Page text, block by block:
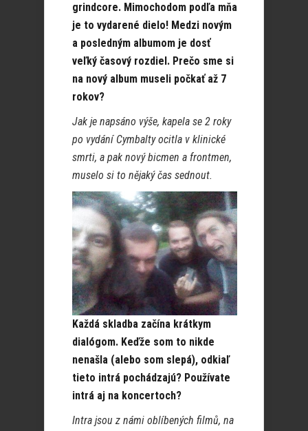
grindcore. Mimochodom podľa mňa
je to vydarené dielo! Medzi novým
a posledným albumom je dosť
veľký časový rozdiel. Prečo sme si
na nový album museli počkať až 7
rokov?
Jak je napsáno výše, kapela se 2 roky
po vydání Cymbalty ocitla v klinické
smrti, a pak nový bicmen a frontmen,
muselo si to nějaký čas sednout.
Každá skladba začína krátkym
dialógom. Keďže som to nikde
nenašla (alebo som slepá), odkiaľ
tieto intrá pochádzajú? Používate
intrá aj na koncertoch?
Intra jsou z námi oblíbených filmů, na